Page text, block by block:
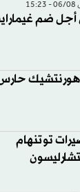
أجل ضم
توتنهام